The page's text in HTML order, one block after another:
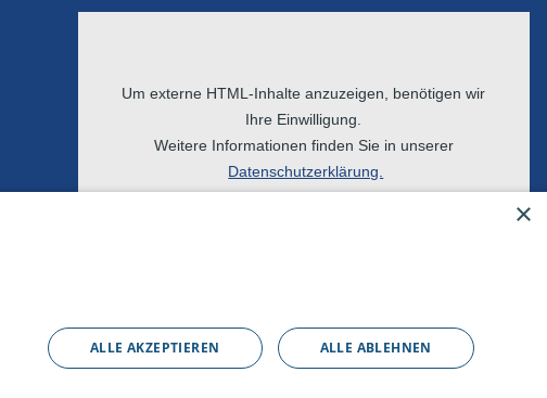
Um externe HTML-Inhalte anzuzeigen, benötigen wir
Ihre Einwilligung.
Weitere Informationen finden Sie in unserer
Datenschutzerklärung.
×
ALLE AKZEPTIEREN ALLE ABLEHNEN